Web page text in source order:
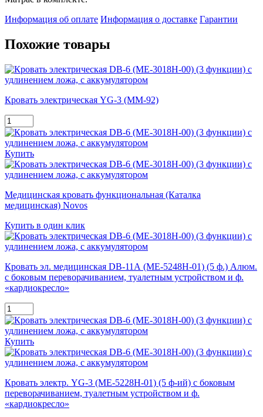
Информация об оплате Информация о доставке Гарантии
Похожие товары
Кровать электрическая YG-3 (ММ-92)
Купить
Медицинская кровать функциональная (Каталка
медицинская) Novos
Купить в один клик
Кровать эл. медицинская DB-11А (МЕ-5248Н-01) (5 ф.) Алюм.
с боковым переворачиванием, туалетным устройством и ф.
«кардиокресло»
Купить
Кровать электр. YG-3 (МЕ-5228Н-01) (5 ф-ий) с боковым
переворачиванием, туалетным устройством и ф.
«кардиокресло»